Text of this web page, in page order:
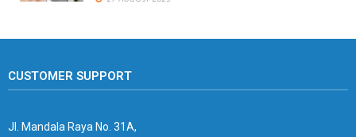
CUSTOMER SUPPORT
Jl. Mandala Raya No. 31A,